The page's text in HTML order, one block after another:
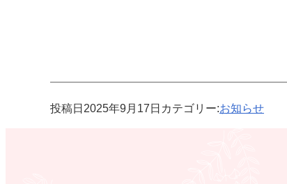
投稿日 2025年9月17日 カテゴリー:お知らせ